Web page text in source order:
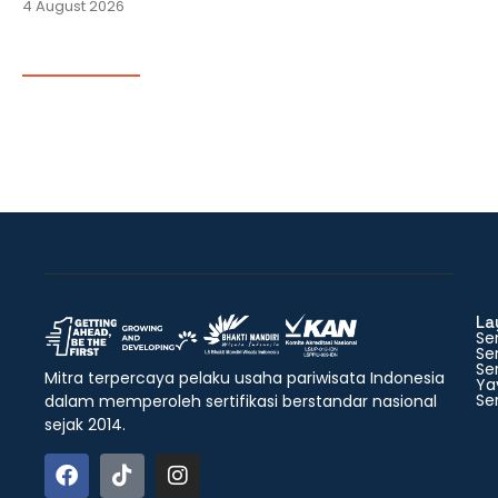
4 August 2026
Mitra terpercaya pelaku usaha pariwisata Indonesia
dalam memperoleh sertifikasi berstandar nasional
sejak 2014.